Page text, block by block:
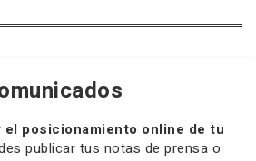
el posicionamiento online de tu
publicar tus notas de prensa o